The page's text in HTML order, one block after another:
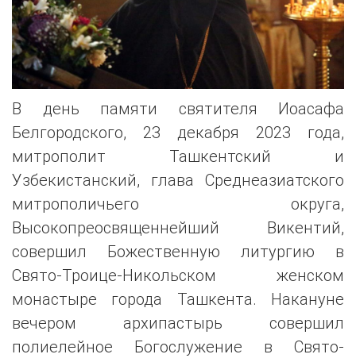
В день памяти святителя Иоасафа
Белгородского, 23 декабря 2023 года,
митрополит Ташкентский и
Узбекистанский, глава Среднеазиатского
митрополичьего округа,
Высокопреосвященнейший Викентий,
совершил Божественную литургию в
Свято-Троице-Никольском женском
монастыре города Ташкента. Накануне
вечером архипастырь совершил
полиелейное Богослужение в Свято-